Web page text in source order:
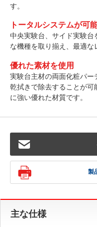
す。
トータルシステムが可
中央実験台、サイド実験台
な機種を取り揃え、最適な
優れた素材を使用
実験台主材の両面化粧パー
乾拭きで除去することが
に強い優れた材質です。
製
主な仕様